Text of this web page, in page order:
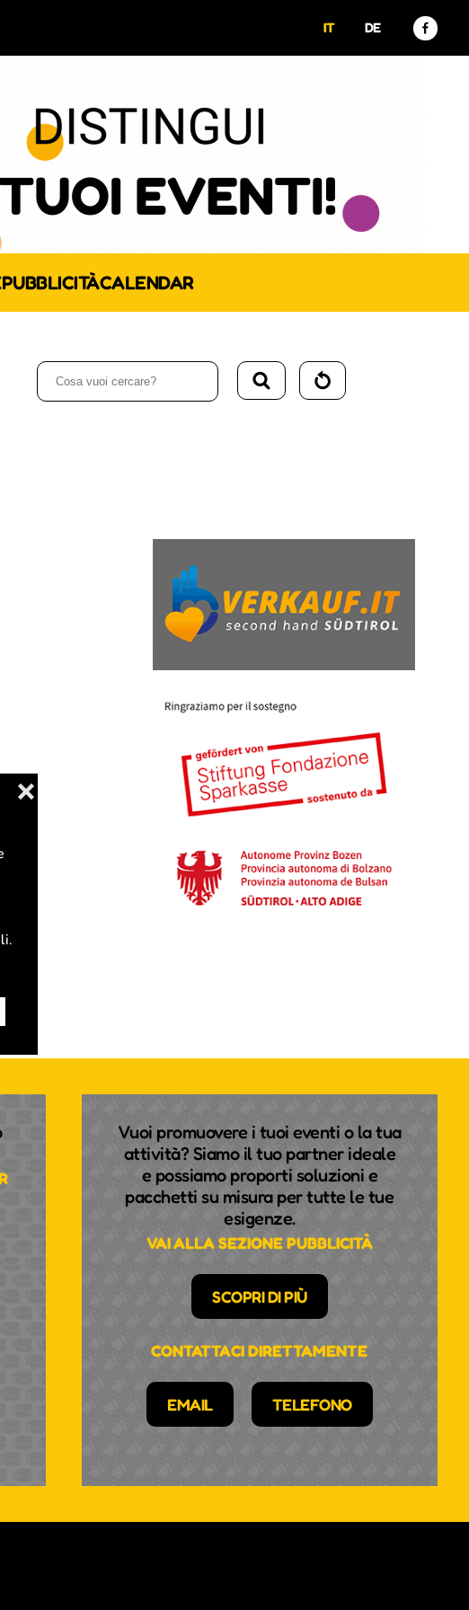
❌
IT DE
PUBBLICITÀCALENDAR
Vuoi promuovere i tuoi eventi o la tua
attività? Siamo il tuo partner ideale
e possiamo proporti soluzioni e
pacchetti su misura per tutte le tue
esigenze.
VAI ALLA SEZIONE PUBBLICITÀ
SCOPRI DI PIÙ
CONTATTACI DIRETTAMENTE
EMAIL TELEFONO